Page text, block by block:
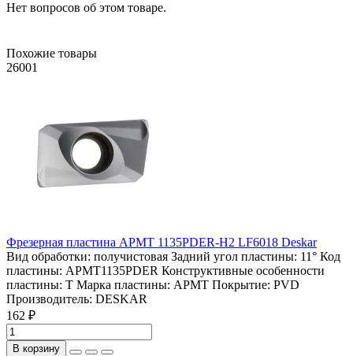
Нет вопросов об этом товаре.
Похожие товары
26001
Фрезерная пластина APMT 1135PDER-H2 LF6018 Deskar
Вид обработки: получистовая Задний угол пластины: 11° Код
пластины: APMT1135PDER Конструктивные особенности
пластины: T Марка пластины: APMT Покрытие: PVD
Производитель: DESKAR
162 ₽
В корзину